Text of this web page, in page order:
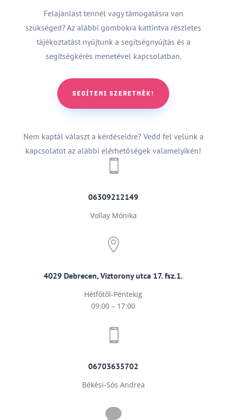
Felajánlást tennél vagy támogatásra van
szükséged? Az alábbi gombokra kattintva részletes
tájékoztatást nyújtunk a segítségnyújtás és a
segítségkérés menetével kapcsolatban.
SEGÍTENI SZERETNÉK!
Nem kaptál választ a kérdéseidre? Vedd fel velünk a
kapcsolatot az alábbi elérhetőségek valamelyikén!

06309212149
Vollay Mónika

4029 Debrecen, Víztorony utca 17. fsz.1.
Hétfőtől-Péntekig
09:00 – 17:00

06703635702
Békési-Sós Andrea
